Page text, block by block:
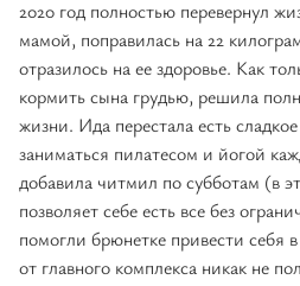
2020 год полностью перевернул
мамой, поправилась на 22
отразилось на ее здоровье. Как
кормить сына грудью, решила
жизни. Ида перестала есть
заниматься пилатесом и йогой
добавила читмил по субботам (в
позволяет себе есть все без
помогли брюнетке привести себя
от главного комплекса никак не